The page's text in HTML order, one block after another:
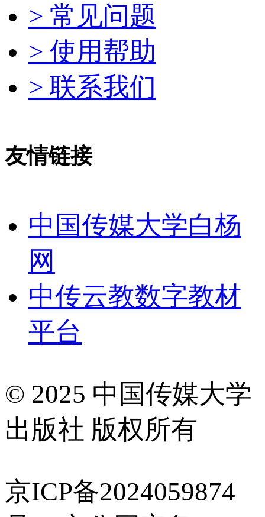
> 常见问题
> 使用帮助
> 联系我们
友情链接
中国传媒大学白杨
网
中传云教数字教材
平台
© 2025 中国传媒大学
出版社 版权所有
京ICP备2024059874